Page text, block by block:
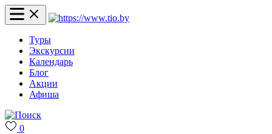
Туры
Экскурсии
Календарь
Блог
Акции
Афиша
0